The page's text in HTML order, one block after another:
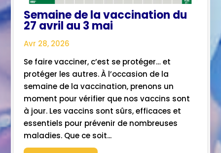
Semaine de la vaccination du
27 avril au 3 mai
Avr 28, 2026
Se faire vacciner, c’est se protéger… et
protéger les autres. À l’occasion de la
semaine de la vaccination, prenons un
moment pour vérifier que nos vaccins sont
à jour. Les vaccins sont sûrs, efficaces et
essentiels pour prévenir de nombreuses
maladies. Que ce soit...